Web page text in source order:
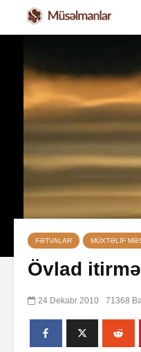
FƏTVALAR MÜXTƏLIF
Övlad
24 Dekabr 2010 71368